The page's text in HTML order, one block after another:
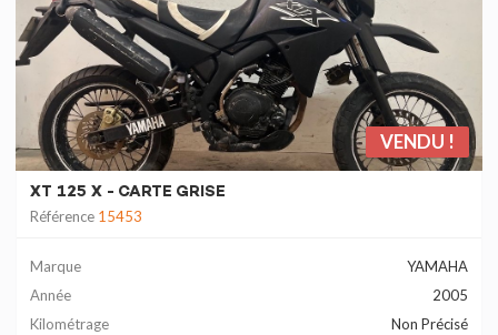
VENDU !
XT 125 X - CARTE GRISE
Référence 15453
Marque
YAMAHA
Année
2005
Kilométrage
Non Précisé